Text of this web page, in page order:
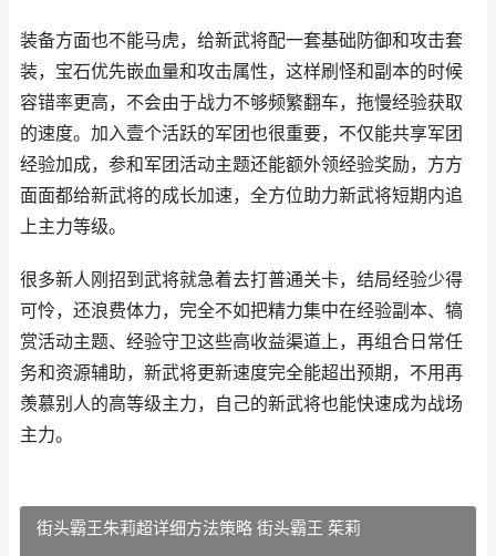
装备方面也不能马虎，给新武将配一套基础防御和攻击套
装，宝石优先嵌血量和攻击属性，这样刷怪和副本的时候
容错率更高，不会由于战力不够频繁翻车，拖慢经验获取
的速度。加入壹个活跃的军团也很重要，不仅能共享军团
经验加成，参和军团活动主题还能额外领经验奖励，方方
面面都给新武将的成长加速，全方位助力新武将短期内追
上主力等级。
很多新人刚招到武将就急着去打普通关卡，结局经验少得
可怜，还浪费体力，完全不如把精力集中在经验副本、犒
赏活动主题、经验守卫这些高收益渠道上，再组合日常任
务和资源辅助，新武将更新速度完全能超出预期，不用再
羡慕别人的高等级主力，自己的新武将也能快速成为战场
主力。
街头霸王朱莉超详细方法策略 街头霸王 茱莉